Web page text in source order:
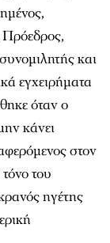
Πρόεδρος,
και
εγχειρήματα
όταν ο
κάνει
στον
του
ηγέτης